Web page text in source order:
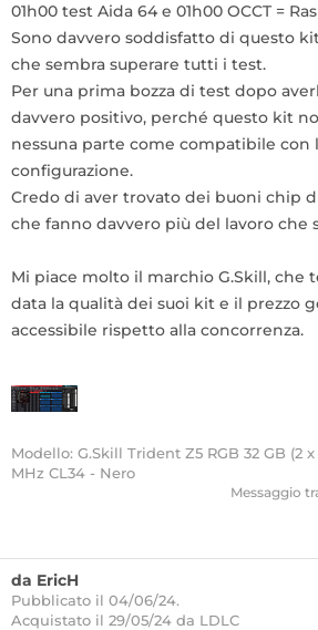
01h00 test Aida 64 e 01h00 OCCT = Ras
Sono davvero soddisfatto di questo
che sembra superare tutti i test.
Per una prima bozza di test dopo
davvero positivo, perché questo kit
nessuna parte come compatibile con
configurazione.
Credo di aver trovato dei buoni chip
che fanno davvero più del lavoro che
Mi piace molto il marchio G.Skill, che
data la qualità dei suoi kit e il prezzo
accessibile rispetto alla concorrenza.
Modello: G.Skill Trident Z5 RGB 32 GB (2
MHz CL34 - Nero
Messaggio
da EricH
Pubblicato il 04/06/24.
Acquistato il 29/05/24 da LDLC